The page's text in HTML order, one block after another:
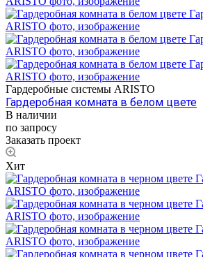
Гардеробные системы ARISTO
Гардеробная комната в белом цвете
В наличии
по запросу
Заказать проект
Хит